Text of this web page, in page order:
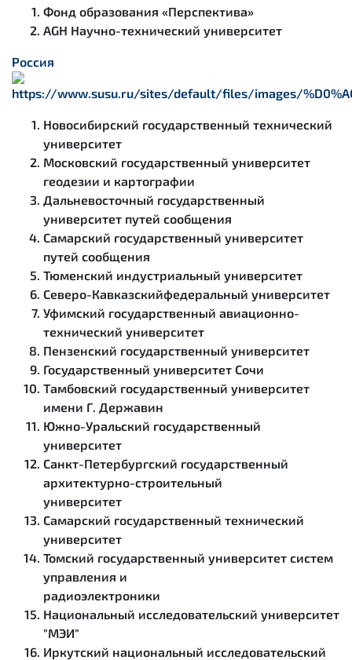
Фонд образования «Перспектива»
AGH Научно-технический университет
Россия
Новосибирский государственный технический
университет
Московский государственный университет
геодезии и картографии
Дальневосточный государственный
университет путей сообщения
Самарский государственный университет
путей сообщения
Тюменский индустриальный университет
Северо-Кавказскийфедеральный университет
Уфимский государственный авиационно-
технический университет
Пензенский государственный университет
Государственный университет Сочи
Тамбовский государственный университет
имени Г. Державин
Южно-Уральский государственный
университет
Санкт-Петербургский государственный
архитектурно-строительный
университет
Самарский государственный технический
университет
Томский государственный университет систем
управления и
радиоэлектроники
Национальный исследовательский университет
"МЭИ"
Иркутский национальный исследовательский